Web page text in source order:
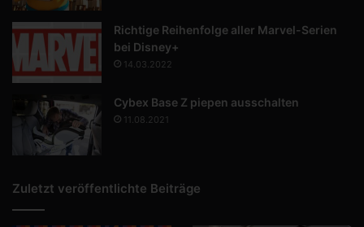
Richtige Reihenfolge aller Marvel-Serien
bei Disney+
14.03.2022
Cybex Base Z piepen ausschalten
11.08.2021
Zuletzt veröffentlichte Beiträge